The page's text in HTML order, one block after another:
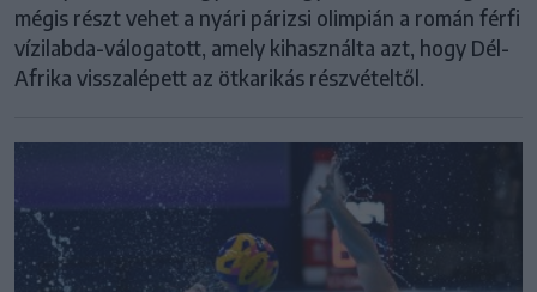
mégis részt vehet a nyári párizsi olimpián a román férfi
vízilabda-válogatott, amely kihasználta azt, hogy Dél-
Afrika visszalépett az ötkarikás részvételtől.